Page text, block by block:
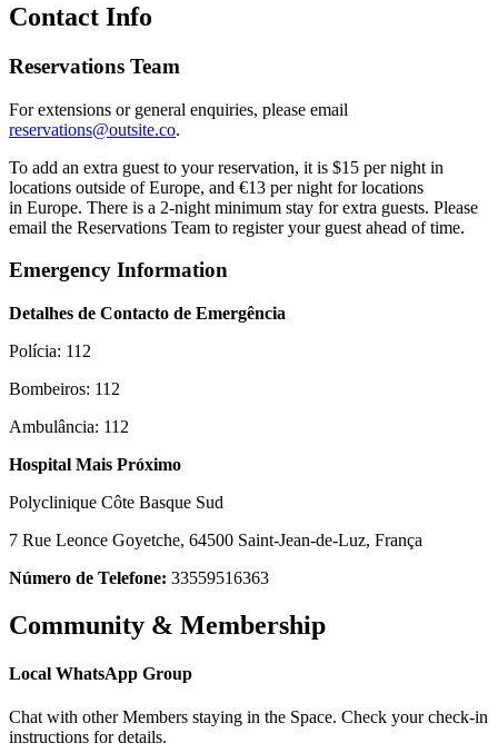
Contact Info
Reservations Team
For extensions or general enquiries, please email
reservations@outsite.co.
To add an extra guest to your reservation, it is $15 per night in
locations outside of Europe, and €13 per night for locations
in Europe. There is a 2-night minimum stay for extra guests. Please
email the Reservations Team to register your guest ahead of time.
Emergency Information
Detalhes de Contacto de Emergência
Polícia: 112
Bombeiros: 112
Ambulância: 112
Hospital Mais Próximo
Polyclinique Côte Basque Sud
7 Rue Leonce Goyetche, 64500 Saint-Jean-de-Luz, França
Número de Telefone: 33559516363
Community & Membership
Local WhatsApp Group
Chat with other Members staying in the Space. Check your check-in
instructions for details.